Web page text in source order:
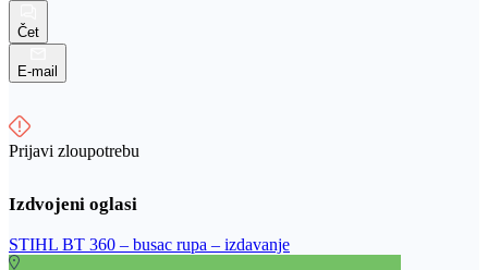
Čet
E-mail
Prijavi zloupotrebu
STIHL BT 360 – busac rupa – izdavanje